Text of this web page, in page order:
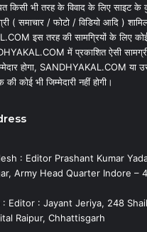
किसी भी तरह के विवाद के लिए साइट के
( समाचार / फोटो / विडियो आदि )
इस तरह की सामग्रियों के लिए कोई
में प्रकाशित ऐसी
होगा, SANDHYAKAL.COM या
कोई भी जिम्मेदारी नहीं होगी।
: Editor Prashant Kumar
Army Head Quarter Indore –
Editor : Jayant Jeriya, 248
Raipur, Chhattisgarh